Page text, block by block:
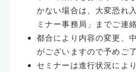
かない場合は、大変恐れ
ミナー事務局」までご連
都合により内容の変更、
がございますので予めご
セミナーは進行状況によ